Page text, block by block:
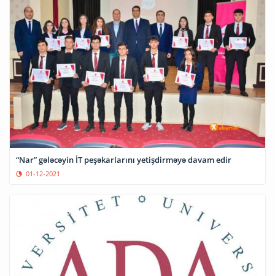
“Nar” gələcəyin İT peşəkarlarını yetişdirməyə davam edir
01-12-2021